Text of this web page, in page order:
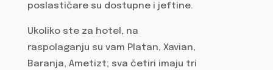
poslastičare su dostupne i jeftine.
Ukoliko ste za hotel, na
raspolaganju su vam Platan, Xavian,
Baranja, Ametizt; sva četiri imaju tri